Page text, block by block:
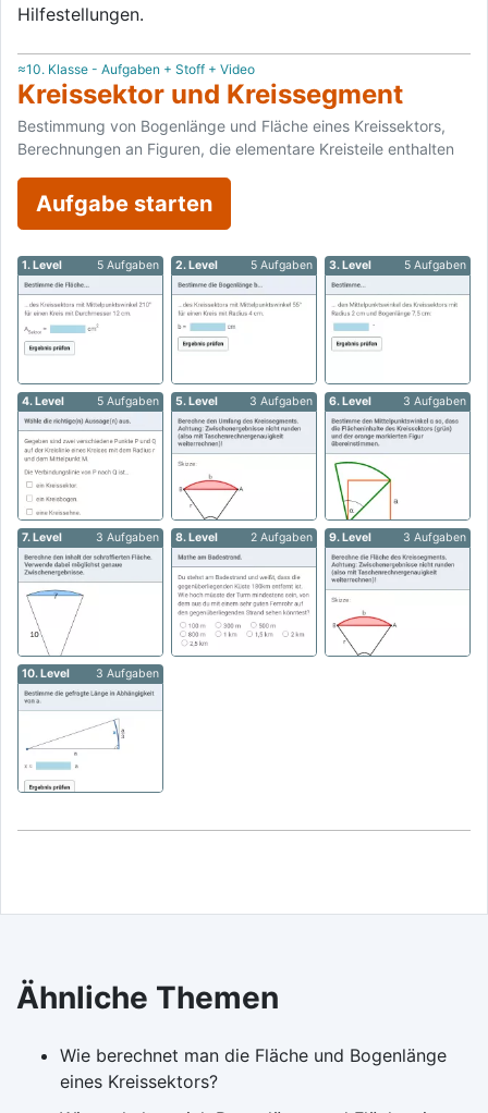
Hilfestellungen.
≈10. Klasse - Aufgaben + Stoff + Video
Kreissektor und Kreissegment
Bestimmung von Bogenlänge und Fläche eines Kreissektors,
Berechnungen an Figuren, die elementare Kreisteile enthalten
Aufgabe starten
1. Level 5 Aufgaben 2. Level 5 Aufgaben 3. Level 5 Aufgaben
4. Level 5 Aufgaben 5. Level 3 Aufgaben 6. Level 3 Aufgaben
7. Level 3 Aufgaben 8. Level 2 Aufgaben 9. Level 3 Aufgaben
10. Level 3 Aufgaben
Ähnliche Themen
Wie berechnet man die Fläche und Bogenlänge
eines Kreissektors?